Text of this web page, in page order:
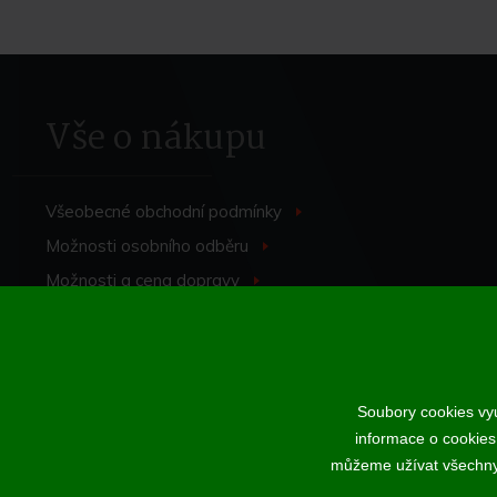
Vše o nákupu
Všeobecné obchodní podmínky
Možnosti osobního odběru
Možnosti a cena dopravy
>
Podle zákona o evidenci tržeb je prodávající povinen vystavit
Soubory cookies
informace o
můžeme užívat